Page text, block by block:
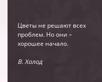
Цветы не решают всех
проблем. Но они –
хорошее начало.
В. Холод